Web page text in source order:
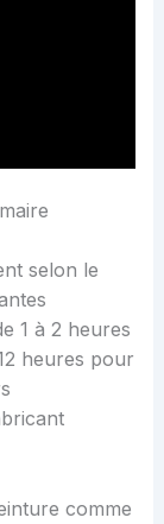
selon le
1 à 2 heures
heures pour
comme